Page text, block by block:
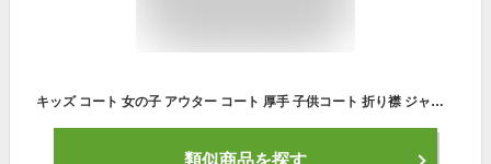
キッズ コート 女の子 アウター コート 厚手 子供コート 折り襟 ジャケット ガールズ プリンセス コート 可愛い ジュニア 防寒対策 トレンチコート 長袖 お出かけ 入学式 卒業式 小学生 女児 通園 通学 冬 キッズコート ダブル お洒落 110cm 120cm 130cm 140cm 150cm 160cm
類似商品を探す